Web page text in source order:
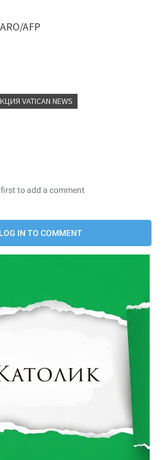
AFP
VATICAN NEWS